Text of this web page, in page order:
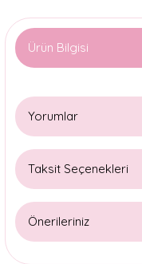
Ürün Bilgisi
Yorumlar
Taksit Seçenekleri
Önerileriniz